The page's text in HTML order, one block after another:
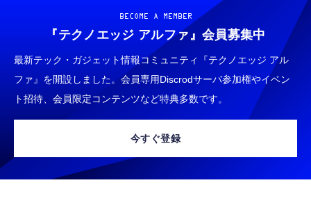
BECOME A MEMBER
『テクノエッジ アルファ』 会員募集中
最新テック・ガジェット情報コミュニティ『テクノエッジ アル
ファ』を開設しました。会員専用Discrodサーバ参加権やイベン
ト招待、会員限定コンテンツなど特典多数です。
今すぐ登録